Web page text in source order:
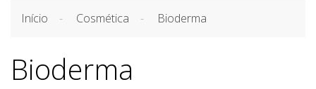
Início Cosmética Bioderma
Bioderma